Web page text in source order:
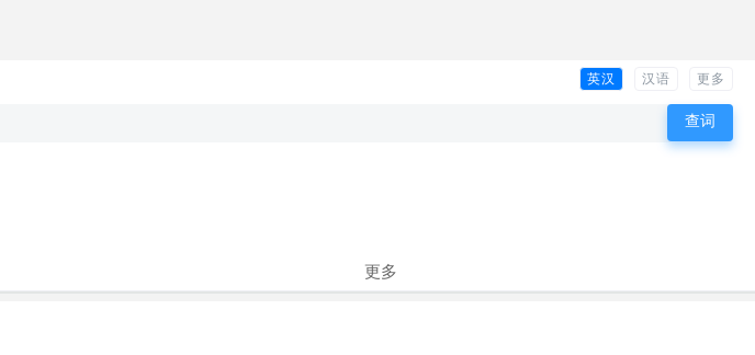
英汉 汉语 更多
更多